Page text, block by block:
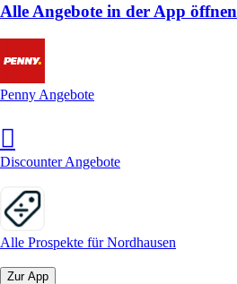
Alle Angebote in der App öffnen
Penny Angebote
Discounter Angebote
Alle Prospekte für Nordhausen
Zur App